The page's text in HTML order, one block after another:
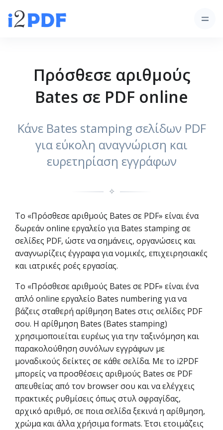
Πρόσθεσε αριθμούς
Bates σε PDF online
Κάνε Bates stamping σελίδων PDF
για εύκολη αναγνώριση και
ευρετηρίαση εγγράφων
✧
Το «Πρόσθεσε αριθμούς Bates σε PDF» είναι ένα
δωρεάν online εργαλείο για Bates stamping σε
σελίδες PDF, ώστε να σημάνεις, οργανώσεις και
αναγνωρίζεις έγγραφα για νομικές, επιχειρησιακές
και ιατρικές ροές εργασίας.
Το «Πρόσθεσε αριθμούς Bates σε PDF» είναι ένα
απλό online εργαλείο Bates numbering για να
βάζεις σταθερή αρίθμηση Bates στις σελίδες PDF
σου. Η αρίθμηση Bates (Bates stamping)
χρησιμοποιείται ευρέως για την ταξινόμηση και
παρακολούθηση συνόλων εγγράφων με
μοναδικούς δείκτες σε κάθε σελίδα. Με το i2PDF
μπορείς να προσθέσεις αριθμούς Bates σε PDF
απευθείας από τον browser σου και να ελέγχεις
πρακτικές ρυθμίσεις όπως στυλ σφραγίδας,
αρχικό αριθμό, σε ποια σελίδα ξεκινά η αρίθμηση,
χρώμα και άλλα χρήσιμα formats. Έτσι ετοιμάζεις